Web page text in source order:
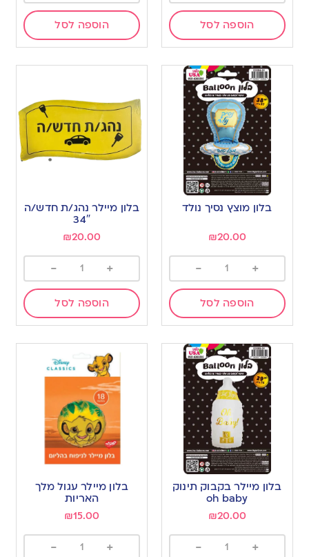
הוספה לסל הוספה לסל
בלון מוצץ נסיך נולד
₪20.00
+
-
הוספה לסל
בלון מיילר נהג/ת חדש/ה
34″
₪20.00
+
-
הוספה לסל
בלון מיילר בקבוק תינוק
oh baby
₪20.00
+
-
בלון מיילר עגול מלך
האריות
₪15.00
+
-